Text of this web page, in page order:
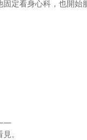
定看身心科，也開始
——
。